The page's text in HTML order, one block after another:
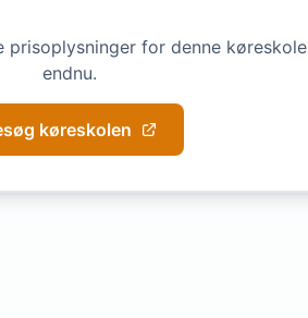
for denne køreskole
endnu.
køreskolen